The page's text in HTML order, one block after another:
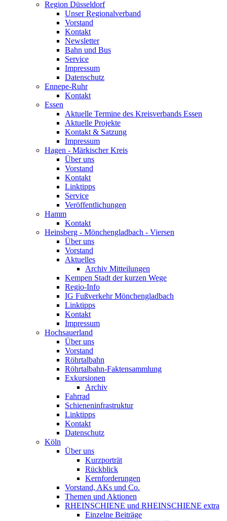
Region Düsseldorf
Unser Regionalverband
Vorstand
Kontakt
Newsletter
Bahn und Bus
Service
Impressum
Datenschutz
Ennepe-Ruhr
Kontakt
Essen
Aktuelle Termine des Kreisverbands Essen
Aktuelle Projekte
Kontakt & Satzung
Impressum
Hagen - Märkischer Kreis
Über uns
Vorstand
Kontakt
Linktipps
Service
Veröffentlichungen
Hamm
Kontakt
Heinsberg - Mönchengladbach - Viersen
Über uns
Vorstand
Aktuelles
Archiv Mitteilungen
Kempen Stadt der kurzen Wege
Regio-Info
IG Fußverkehr Mönchengladbach
Linktipps
Kontakt
Impressum
Hochsauerland
Über uns
Vorstand
Röhrtalbahn
Röhrtalbahn-Faktensammlung
Exkursionen
Archiv
Fahrrad
Schieneninfrastruktur
Linktipps
Kontakt
Datenschutz
Köln
Über uns
Kurzporträt
Rückblick
Kernforderungen
Vorstand, AKs und Co.
Themen und Aktionen
RHEINSCHIENE und RHEINSCHIENE extra
Einzelne Beiträge